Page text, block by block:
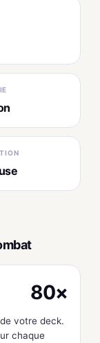
80×
votre deck.
chaque